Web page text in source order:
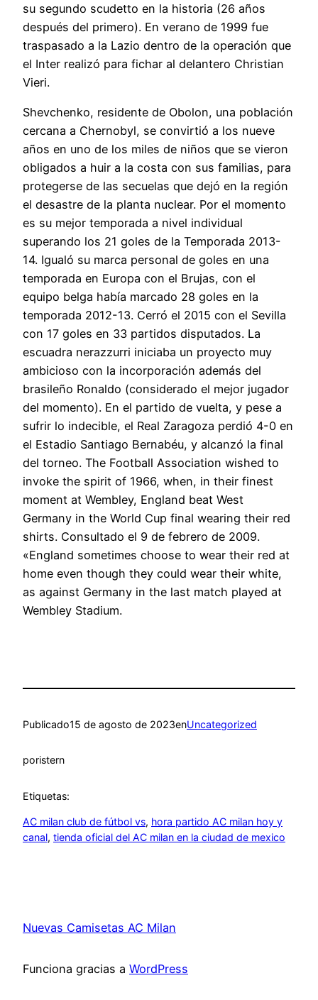
su segundo scudetto en la historia (26 años
después del primero). En verano de 1999 fue
traspasado a la Lazio dentro de la operación que
el Inter realizó para fichar al delantero Christian
Vieri.
Shevchenko, residente de Obolon, una población
cercana a Chernobyl, se convirtió a los nueve
años en uno de los miles de niños que se vieron
obligados a huir a la costa con sus familias, para
protegerse de las secuelas que dejó en la región
el desastre de la planta nuclear. Por el momento
es su mejor temporada a nivel individual
superando los 21 goles de la Temporada 2013-
14. Igualó su marca personal de goles en una
temporada en Europa con el Brujas, con el
equipo belga había marcado 28 goles en la
temporada 2012-13. Cerró el 2015 con el Sevilla
con 17 goles en 33 partidos disputados. La
escuadra nerazzurri iniciaba un proyecto muy
ambicioso con la incorporación además del
brasileño Ronaldo (considerado el mejor jugador
del momento). En el partido de vuelta, y pese a
sufrir lo indecible, el Real Zaragoza perdió 4-0 en
el Estadio Santiago Bernabéu, y alcanzó la final
del torneo. The Football Association wished to
invoke the spirit of 1966, when, in their finest
moment at Wembley, England beat West
Germany in the World Cup final wearing their red
shirts. Consultado el 9 de febrero de 2009.
«England sometimes choose to wear their red at
home even though they could wear their white,
as against Germany in the last match played at
Wembley Stadium.
Publicado15 de agosto de 2023enUncategorized
poristern
Etiquetas:
AC milan club de fútbol vs, hora partido AC milan hoy y
canal, tienda oficial del AC milan en la ciudad de mexico
Nuevas Camisetas AC Milan
Funciona gracias a WordPress